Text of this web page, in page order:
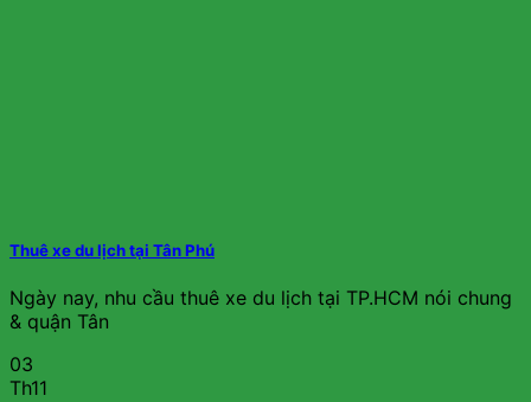
Thuê xe du lịch tại Tân Phú
Ngày nay, nhu cầu thuê xe du lịch tại TP.HCM nói chung
& quận Tân
03
Th11